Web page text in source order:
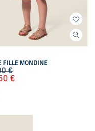
FILLE MONDINE
€
€